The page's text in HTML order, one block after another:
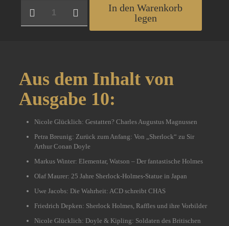
In den Warenkorb
legen
Aus dem Inhalt von
Ausgabe 10:
Nicole Glücklich: Gestatten? Charles Augustus Magnussen
Petra Breunig: Zurück zum Anfang: Von „Sherlock“ zu Sir
Arthur Conan Doyle
Markus Winter: Elementar, Watson – Der fantastische Holmes
Olaf Maurer: 25 Jahre Sherlock-Holmes-Statue in Japan
Uwe Jacobs: Die Wahrheit: ACD schreibt CHAS
Friedrich Depken: Sherlock Holmes, Raffles und ihre Vorbilder
Nicole Glücklich: Doyle & Kipling: Soldaten des Britischen